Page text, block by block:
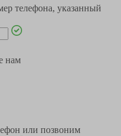
телефона, указанный
нам
или позвоним